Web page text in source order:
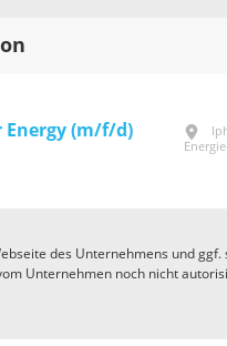
Energy (m/f/d)
des Unternehmens und
Unternehmen noch nicht